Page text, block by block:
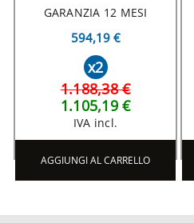
GARANZIA 12 MESI
594,19 €
x2
1.188,38 €
1.105,19 €
IVA incl.
AGGIUNGI AL CARRELLO